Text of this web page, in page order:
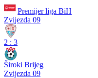
Premijer liga BiH
Zvijezda 09
2 : 3
Široki Brijeg
Zvijezda 09